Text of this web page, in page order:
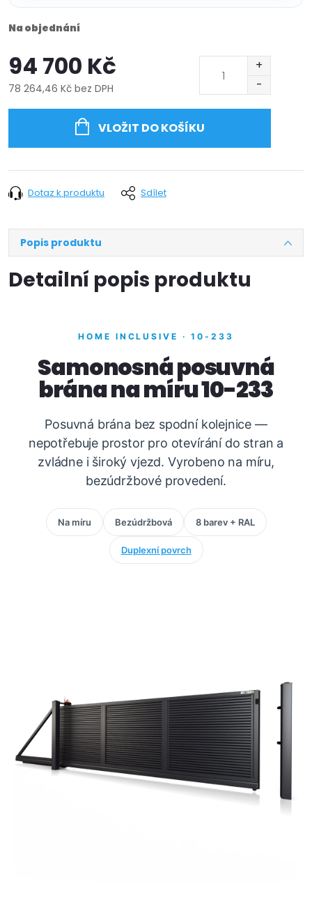
Na objednání
94 700 Kč
78 264,46 Kč bez DPH
VLOŽIT DO KOŠÍKU
Dotaz k produktu Sdílet
Popis produktu
Detailní popis produktu
HOME INCLUSIVE · 10-233
Samonosná posuvná
brána na míru 10-233
Posuvná brána bez spodní kolejnice —
nepotřebuje prostor pro otevírání do stran a
zvládne i široký vjezd. Vyrobeno na míru,
bezúdržbové provedení.
Na míru Bezúdržbová 8 barev + RAL
Duplexní povrch